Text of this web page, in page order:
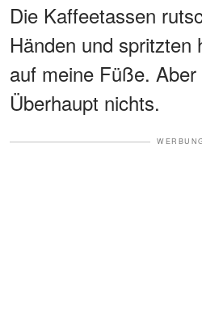
Die Kaffeetassen
Händen und spritzten
auf meine Füße.
Überhaupt nichts.